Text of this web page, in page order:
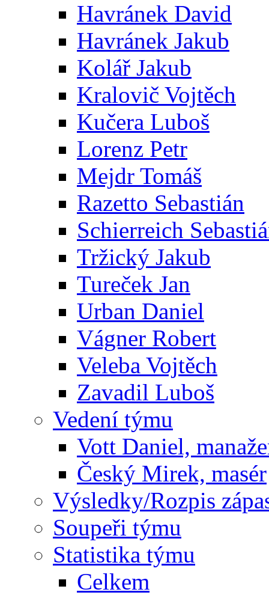
Havránek David
Havránek Jakub
Kolář Jakub
Kralovič Vojtěch
Kučera Luboš
Lorenz Petr
Mejdr Tomáš
Razetto Sebastián
Schierreich
Tržický Jakub
Tureček Jan
Urban Daniel
Vágner Robert
Veleba Vojtěch
Zavadil Luboš
Vedení týmu
Vott Daniel,
Český Mirek, masér
Výsledky/Rozpis
Soupeři týmu
Statistika týmu
Celkem